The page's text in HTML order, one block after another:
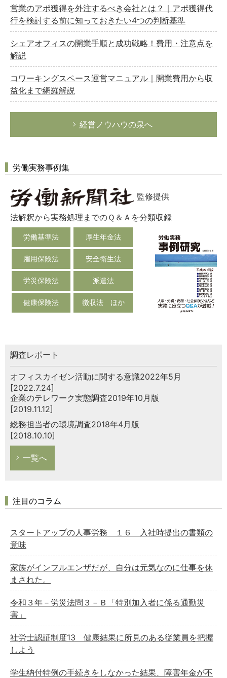
営業のアポ獲得を外注するべき会社とは？｜アポ獲得代
行を検討する前に知っておきたい4つの判断基準
シェアオフィスの開業手順と成功戦略！費用・注意点を
解説
コワーキングスペース運営マニュアル｜開業費用から収
益化まで網羅解説
経営ノウハウの泉へ
労働実務事例集
監修提供
法解釈から実務処理までのＱ＆Ａを分類収録
労働基準法 厚生年金法
雇用保険法 安全衛生法
労災保険法 派遣法
健康保険法 徴収法 ほか
調査レポート
オフィスカイゼン活動に関する意識2022年5月
[2022.7.24]
企業のテレワーク実態調査2019年10月版
[2019.11.12]
総務担当者の環境調査2018年4月版
[2018.10.10]
一覧へ
注目のコラム
スタートアップの人事労務 １６ 入社時提出の書類の
意味
家族がインフルエンザだが、自分は元気なのに仕事を休
まされた。
令和３年－労災法問３－Ｂ「特別加入者に係る通勤災
害」
社労士認証制度13 健康結果に所見のある従業員を把握
しよう
学生納付特例の手続きをしなかった結果、障害年金が不